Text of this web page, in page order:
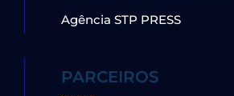
Agência STP PRESS
PARCEIROS